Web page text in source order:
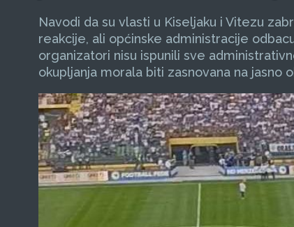
Navodi da su vlasti u Kiseljaku i Vitezu
reakcije, ali općinske administracije
organizatori nisu ispunili sve
okupljanja morala biti zasnovana na jasno